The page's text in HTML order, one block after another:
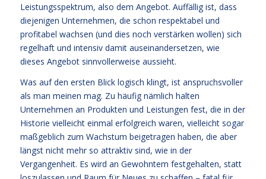
Leistungsspektrum, also dem Angebot. Auffällig ist, dass
diejenigen Unternehmen, die schon respektabel und
profitabel wachsen (und dies noch verstärken wollen) sich
regelhaft und intensiv damit auseinandersetzen, wie
dieses Angebot sinnvollerweise aussieht.
Was auf den ersten Blick logisch klingt, ist anspruchsvoller
als man meinen mag. Zu häufig nämlich halten
Unternehmen an Produkten und Leistungen fest, die in der
Historie vielleicht einmal erfolgreich waren, vielleicht sogar
maßgeblich zum Wachstum beigetragen haben, die aber
längst nicht mehr so attraktiv sind, wie in der
Vergangenheit. Es wird an Gewohntem festgehalten, statt